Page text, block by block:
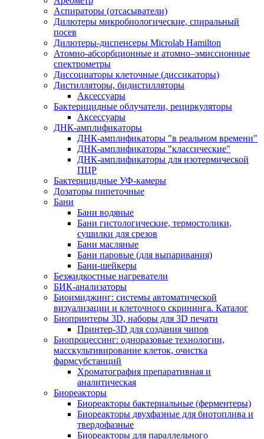
Аспираторы (отсасыватели)
Дилютеры микробиологические, спиральный
посев
Дилютеры-диспенсеры Microlab Hamilton
Атомно-абсорбционные и атомно–эмиссионные
спектрометры
Диссоциаторы клеточные (диссикаторы)
Дистилляторы, бидистилляторы
Аксессуары
Бактерицидные облучатели, рециркуляторы
Аксессуары
ДНК-амплификаторы
ДНК-амплификаторы "в реальном времени"
ДНК-амплификаторы "классические"
ДНК-амплификаторы для изотермической
ПЦР
Бактерицидные УФ-камеры
Дозаторы пипеточные
Бани
Бани водяные
Бани гистологические, термостолики,
сушилки для срезов
Бани масляные
Бани паровые (для выпаривания)
Бани-шейкеры
Безжидкостные нагреватели
БИК-анализаторы
Биоимиджинг: системы автоматической
визуализации и клеточного скрининга. Каталог
Биопринтеры 3D, наборы для 3D печати
Принтер-3D для создания чипов
Биопроцессинг: одноразовые технологии,
масскультивирование клеток, очистка
фармсубстанций
Хроматография препаративная и
аналитическая
Биореакторы
Биореакторы бактериальные (ферментеры)
Биореакторы двухфазные для биотоплива и
твердофазные
Биореакторы для параллельного